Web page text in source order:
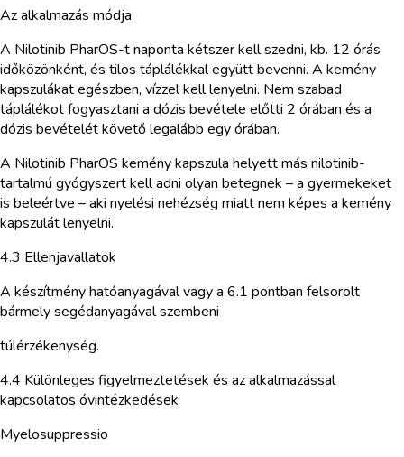
Az alkalmazás módja
A Nilotinib PharOS-t naponta kétszer kell szedni, kb. 12 órás
időközönként, és tilos táplálékkal együtt bevenni. A kemény
kapszulákat egészben, vízzel kell lenyelni. Nem szabad
táplálékot fogyasztani a dózis bevétele előtti 2 órában és a
dózis bevételét követő legalább egy órában.
A Nilotinib PharOS kemény kapszula helyett más nilotinib-
tartalmú gyógyszert kell adni olyan betegnek – a gyermekeket
is beleértve – aki nyelési nehézség miatt nem képes a kemény
kapszulát lenyelni.
4.3 Ellenjavallatok
A készítmény hatóanyagával vagy a 6.1 pontban felsorolt
bármely segédanyagával szembeni
túlérzékenység.
4.4 Különleges figyelmeztetések és az alkalmazással
kapcsolatos óvintézkedések
Myelosuppressio